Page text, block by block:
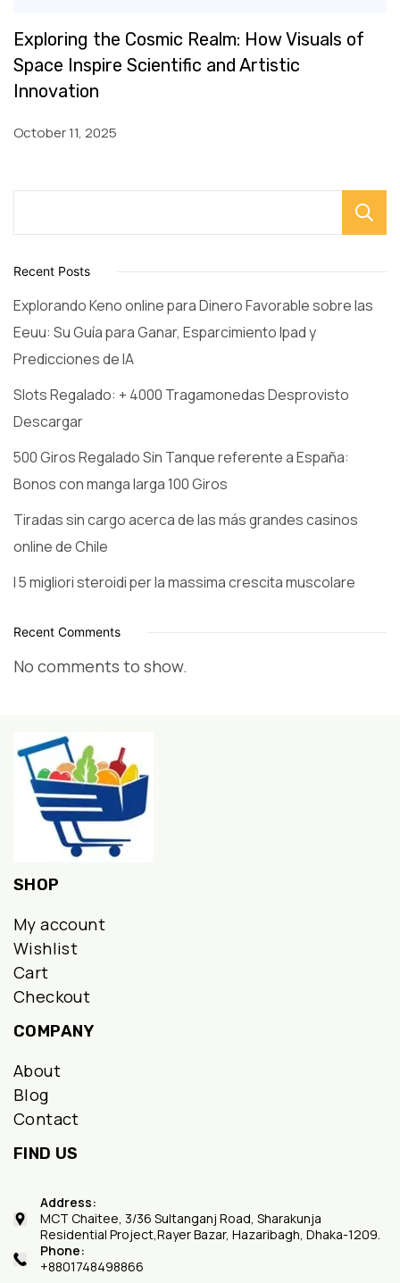
Exploring the Cosmic Realm: How Visuals of
Space Inspire Scientific and Artistic
Innovation
October 11, 2025
Recent Posts
Explorando Keno online para Dinero Favorable sobre las
Eeuu: Su Guía para Ganar, Esparcimiento Ipad y
Predicciones de IA
Slots Regalado: + 4000 Tragamonedas Desprovisto
Descargar
500 Giros Regalado Sin Tanque referente a España:
Bonos con manga larga 100 Giros
Tiradas sin cargo acerca de las más grandes casinos
online de Chile
I 5 migliori steroidi per la massima crescita muscolare
Recent Comments
No comments to show.
SHOP
My account
Wishlist
Cart
Checkout
COMPANY
About
Blog
Contact
FIND US
Address:
MCT Chaitee, 3/36 Sultanganj Road, Sharakunja
Residential Project,Rayer Bazar, Hazaribagh, Dhaka-1209.
Phone:
+8801748498866